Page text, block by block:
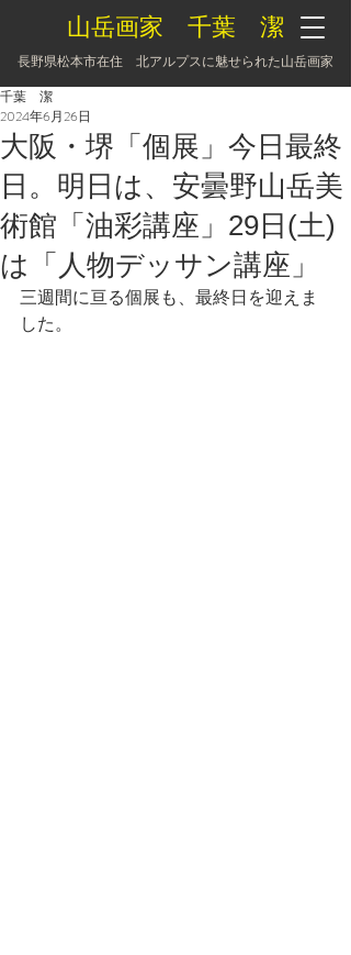
山岳画家 千葉 潔
長野県松本市在住 北アルプスに魅せられた山岳画家
大阪・堺「個展」今日最終
日。明日は、安曇野山岳美
術館「油彩講座」29日(土)
は「人物デッサン講座」
千葉 潔
2024年6月26日
三週間に亘る個展も、最終日を迎えま
した。